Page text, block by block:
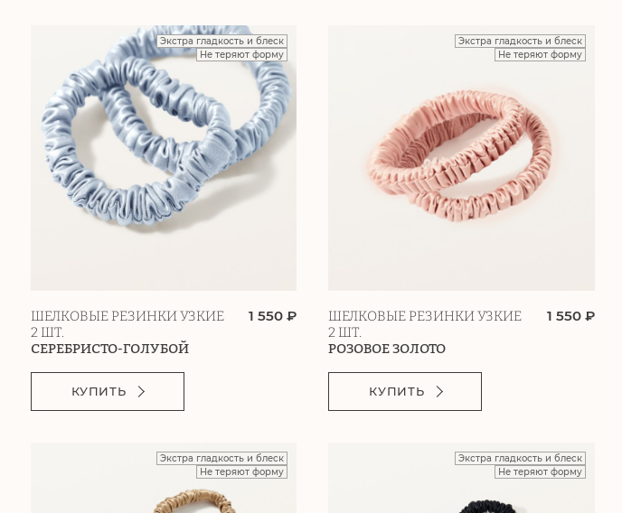
Экстра гладкость и блеск
Не теряют форму
ШЕЛКОВЫЕ РЕЗИНКИ УЗКИЕ
2 ШТ.
СЕРЕБРИСТО-ГОЛУБОЙ
1 550 ₽
КУПИТЬ
Экстра гладкость и блеск
Не теряют форму
ШЕЛКОВЫЕ РЕЗИНКИ УЗКИЕ
2 ШТ.
РОЗОВОЕ ЗОЛОТО
1 550 ₽
КУПИТЬ
Экстра гладкость и блеск
Не теряют форму
Экстра гладкость и блеск
Не теряют форму